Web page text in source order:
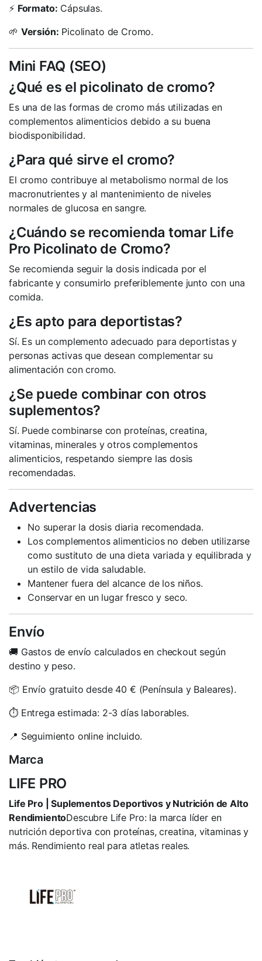
⚡ Formato: Cápsulas.
🌱 Versión: Picolinato de Cromo.
Mini FAQ (SEO)
¿Qué es el picolinato de cromo?
Es una de las formas de cromo más utilizadas en
complementos alimenticios debido a su buena
biodisponibilidad.
¿Para qué sirve el cromo?
El cromo contribuye al metabolismo normal de los
macronutrientes y al mantenimiento de niveles
normales de glucosa en sangre.
¿Cuándo se recomienda tomar Life
Pro Picolinato de Cromo?
Se recomienda seguir la dosis indicada por el
fabricante y consumirlo preferiblemente junto con una
comida.
¿Es apto para deportistas?
Sí. Es un complemento adecuado para deportistas y
personas activas que desean complementar su
alimentación con cromo.
¿Se puede combinar con otros
suplementos?
Sí. Puede combinarse con proteínas, creatina,
vitaminas, minerales y otros complementos
alimenticios, respetando siempre las dosis
recomendadas.
Advertencias
No superar la dosis diaria recomendada.
Los complementos alimenticios no deben utilizarse
como sustituto de una dieta variada y equilibrada y
un estilo de vida saludable.
Mantener fuera del alcance de los niños.
Conservar en un lugar fresco y seco.
Envío
🚚 Gastos de envío calculados en checkout según
destino y peso.
📦 Envío gratuito desde 40 € (Península y Baleares).
⏱️ Entrega estimada: 2-3 días laborables.
📍 Seguimiento online incluido.
Marca
LIFE PRO
Life Pro | Suplementos Deportivos y Nutrición de Alto
RendimientoDescubre Life Pro: la marca líder en
nutrición deportiva con proteínas, creatina, vitaminas y
más. Rendimiento real para atletas reales.